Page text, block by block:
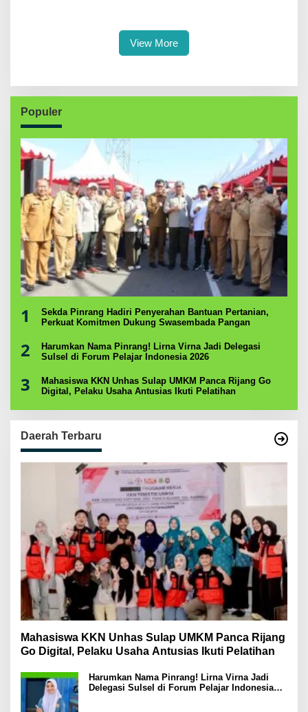
View More
Populer
1
Sekda Pinrang Hadiri Penyerahan Bantuan Pertanian,
Perkuat Komitmen Dukung Swasembada Pangan
2
Harumkan Nama Pinrang! Lirna Virna Jadi Delegasi
Sulsel di Forum Pelajar Indonesia 2026
3
Mahasiswa KKN Unhas Sulap UMKM Panca Rijang Go
Digital, Pelaku Usaha Antusias Ikuti Pelatihan
Daerah Terbaru
Mahasiswa KKN Unhas Sulap UMKM Panca Rijang
Go Digital, Pelaku Usaha Antusias Ikuti Pelatihan
Harumkan Nama Pinrang! Lirna Virna Jadi
Delegasi Sulsel di Forum Pelajar Indonesia